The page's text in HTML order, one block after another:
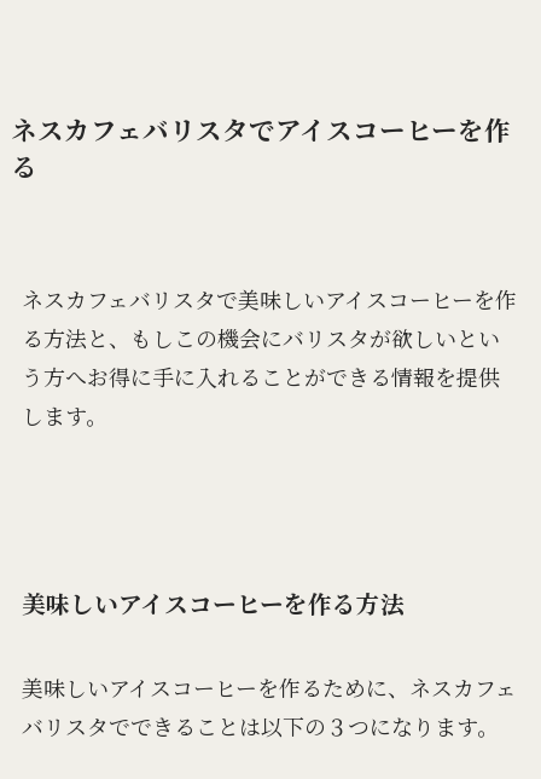
ネスカフェバリスタでアイスコーヒーを作
る
ネスカフェバリスタで美味しいアイスコーヒーを作
る方法と、もしこの機会にバリスタが欲しいとい
う方へお得に手に入れることができる情報を提供
します。
美味しいアイスコーヒーを作る方法
美味しいアイスコーヒーを作るために、ネスカフェ
バリスタでできることは以下の３つになります。